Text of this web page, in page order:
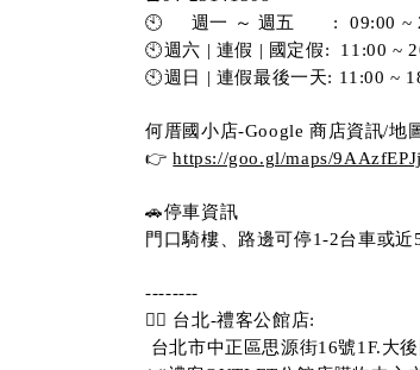
🕙     週一 ～ 週五       :  09:00 ~
🕙週六 | 連假 | 國定假:  11:00 ~
🕙週日 | 連假最後一天: 11:00 ~
何厝國小店-Google 商店資訊/地
👉 https://goo.gl/maps/
🚗停車資訊
門口騎樓、路邊可停1-2台車或近
--------
💁‍♀️ 台北-禮客公館店:
台北市中正區思源街16號1F.大